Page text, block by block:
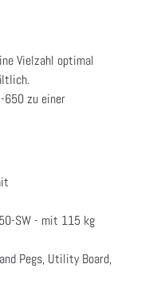
Vielzahl optimal
650 zu einer
SW - mit 115 kg
Pegs, Utility Board,